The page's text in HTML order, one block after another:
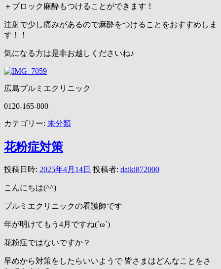
＋ブロック麻酔もつけることができます！
注射で少し痛みがあるので麻酔をつけることをおすすめしま
す！！
気になる方は是非お越しくださいね♪
広島プルミエクリニック
0120-165-800
カテゴリー: 未分類
花粉症対策
投稿日時: 2025年4月14日 投稿者: daiki872000
こんにちは(^^)
プルミエクリニックの看護師です
年が明けてもう4月ですね(´ω`)
花粉症ではないですか？
早めから対策をしたらいいようで 皆さまはどんなことをさ